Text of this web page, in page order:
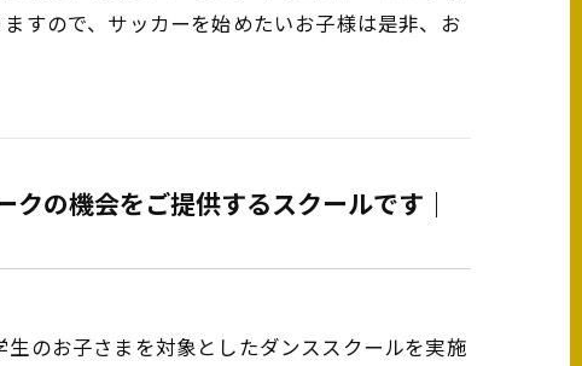
すので、サッカーを始めたいお子様は是非、お
の機会をご提供するスクールです｜
のお子さまを対象としたダンススクールを実施